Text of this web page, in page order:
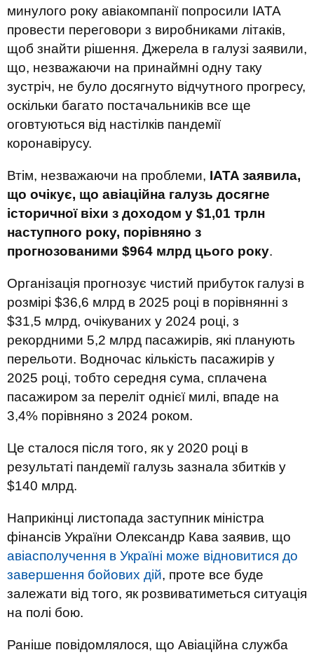
минулого року авіакомпанії попросили IATA
провести переговори з виробниками літаків,
щоб знайти рішення. Джерела в галузі заявили,
що, незважаючи на принаймні одну таку
зустріч, не було досягнуто відчутного прогресу,
оскільки багато постачальників все ще
оговтуються від настілків пандемії
коронавірусу.
Втім, незважаючи на проблеми, IATA заявила,
що очікує, що авіаційна галузь досягне
історичної віхи з доходом у $1,01 трлн
наступного року, порівняно з
прогнозованими $964 млрд цього року.
Організація прогнозує чистий прибуток галузі в
розмірі $36,6 млрд в 2025 році в порівнянні з
$31,5 млрд, очікуваних у 2024 році, з
рекордними 5,2 млрд пасажирів, які планують
перельоти. Водночас кількість пасажирів у
2025 році, тобто середня сума, сплачена
пасажиром за переліт однієї милі, впаде на
3,4% порівняно з 2024 роком.
Це сталося після того, як у 2020 році в
результаті пандемії галузь зазнала збитків у
$140 млрд.
Наприкінці листопада заступник міністра
фінансів України Олександр Кава заявив, що
авіасполучення в Україні може відновитися до
завершення бойових дій, проте все буде
залежати від того, як розвиватиметься ситуація
на полі бою.
Раніше повідомлялося, що Авіаційна служба